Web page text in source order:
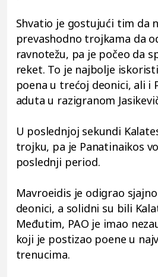
Shvatio je gostujući tim da
prevashodno trojkama da
ravnotežu, pa je počeo da
reket. To je najbolje
poena u trećoj deonici, ali i
aduta u razigranom
U poslednjoj sekundi
trojku, pa je Panatinaikos
poslednji period.
Mavroeidis je odigrao
deonici, a solidni su bili
Međutim, PAO je imao
koji je postizao poene u
trenucima.